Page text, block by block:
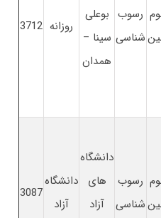
رسوب
شناسی
بوعلی
سینا –
همدان
روزانه 3712
رسوب
شناسی
دانشگاه
های
آزاد
دانشگاه
آزاد
3087